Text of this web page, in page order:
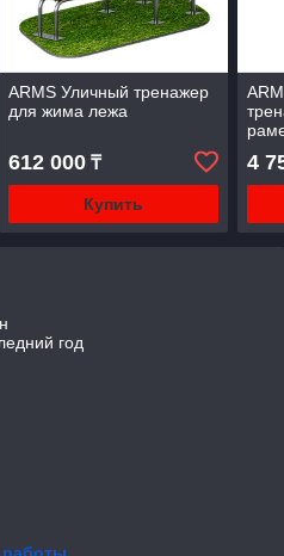
ARMS Уличный тренажер
для жима лежа
612 000₸
Купить
4
год